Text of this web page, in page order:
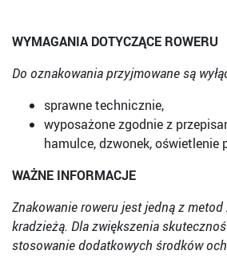
WYMAGANIA DOTYCZĄCE ROWERU
Do oznakowania przyjmowane są
sprawne technicznie,
wyposażone zgodnie z
hamulce, dzwonek, oświetlenie
WAŻNE INFORMACJE
Znakowanie roweru jest jedną z
kradzieżą. Dla zwiększenia
stosowanie dodatkowych środków